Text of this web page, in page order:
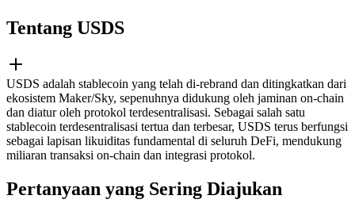
Tentang USDS
USDS adalah stablecoin yang telah di-rebrand dan ditingkatkan dari
ekosistem Maker/Sky, sepenuhnya didukung oleh jaminan on-chain
dan diatur oleh protokol terdesentralisasi. Sebagai salah satu
stablecoin terdesentralisasi tertua dan terbesar, USDS terus berfungsi
sebagai lapisan likuiditas fundamental di seluruh DeFi, mendukung
miliaran transaksi on-chain dan integrasi protokol.
Pertanyaan yang Sering Diajukan